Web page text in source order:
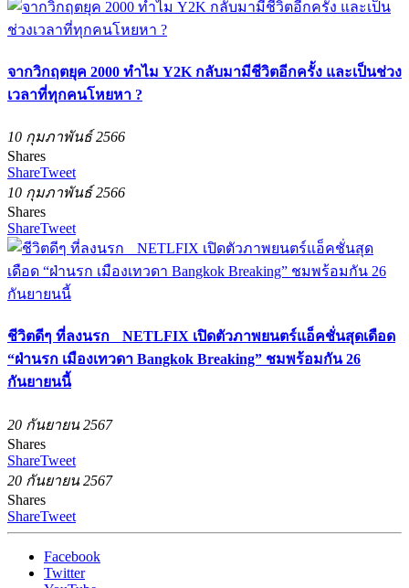
จากวิกฤตยุค 2000 ทำไม Y2K กลับมามีชีวิตอีกครั้ง และเป็นช่วง
เวลาที่ทุกคนโหยหา ?
10 กุมภาพันธ์ 2566
Shares
ShareTweet
10 กุมภาพันธ์ 2566
Shares
ShareTweet
ชีวิตดีๆ ที่ลงนรก NETLFIX เปิดตัวภาพยนตร์แอ็คชั่นสุดเดือด
“ฝ่านรก เมืองเทวดา Bangkok Breaking” ชมพร้อมกัน 26
กันยายนนี้
20 กันยายน 2567
Shares
ShareTweet
20 กันยายน 2567
Shares
ShareTweet
Facebook
Twitter